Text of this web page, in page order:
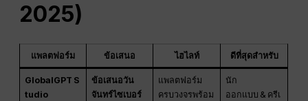
2025)
แพลตฟอร์ม ข้อเสนอ ไฮไลท์ ดีที่สุดสำหรับ
GlobalGPT S
tudio
ข้อเสนอวัน
จันทร์ไซเบอร์
แพลตฟอร์ม
ครบวงจรพร้อม
นัก
ออกแบบ & ครีเ